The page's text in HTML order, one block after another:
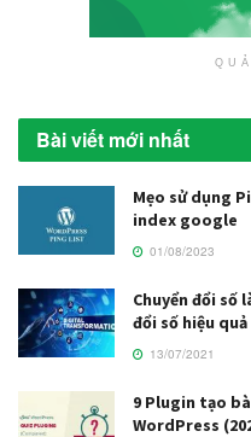
Bài viết mới nhất
Mẹo sử dụng
index google
01/08/2023
Chuyển đổi số
đổi số hiệu quả
13/07/2021
9 Plugin tạo
WordPress